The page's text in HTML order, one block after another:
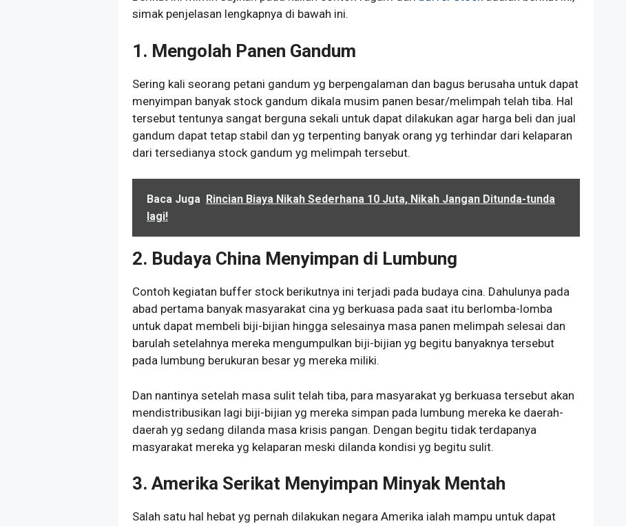
simak penjelasan lengkapnya di bawah ini.
1. Mengolah Panen Gandum
Sering kali seorang petani gandum yg berpengalaman dan bagus berusaha untuk dapat
menyimpan banyak stock gandum dikala musim panen besar/melimpah telah tiba. Hal
tersebut tentunya sangat berguna sekali untuk dapat dilakukan agar harga beli dan jual
gandum dapat tetap stabil dan yg terpenting banyak orang yg terhindar dari kelaparan
dari tersedianya stock gandum yg melimpah tersebut.
Baca Juga Rincian Biaya Nikah Sederhana 10 Juta, Nikah Jangan Ditunda-tunda
lagi!
2. Budaya China Menyimpan di Lumbung
Contoh kegiatan buffer stock berikutnya ini terjadi pada budaya cina. Dahulunya pada
abad pertama banyak masyarakat cina yg berkuasa pada saat itu berlomba-lomba
untuk dapat membeli biji-bijian hingga selesainya masa panen melimpah selesai dan
barulah setelahnya mereka mengumpulkan biji-bijian yg begitu banyaknya tersebut
pada lumbung berukuran besar yg mereka miliki.
Dan nantinya setelah masa sulit telah tiba, para masyarakat yg berkuasa tersebut akan
mendistribusikan lagi biji-bijian yg mereka simpan pada lumbung mereka ke daerah-
daerah yg sedang dilanda masa krisis pangan. Dengan begitu tidak terdapanya
masyarakat mereka yg kelaparan meski dilanda kondisi yg begitu sulit.
3. Amerika Serikat Menyimpan Minyak Mentah
Salah satu hal hebat yg pernah dilakukan negara Amerika ialah mampu untuk dapat